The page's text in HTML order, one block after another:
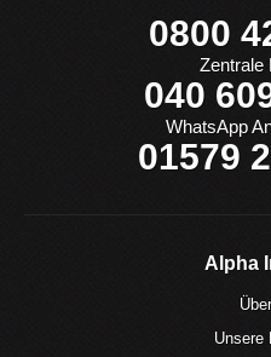
0800
Zentrale
040
WhatsApp
01579
Alpha
Unsere